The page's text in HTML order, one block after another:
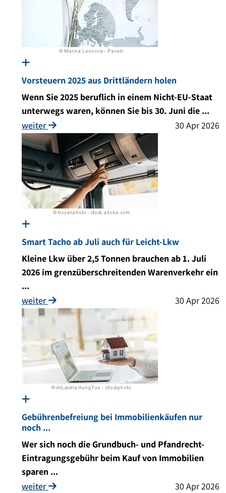
Vorsteuern 2025 aus Drittländern holen
Wenn Sie 2025 beruflich in einem Nicht-EU-Staat
unterwegs waren, können Sie bis 30. Juni die ...
weiter
30 Apr 2026
Smart Tacho ab Juli auch für Leicht-Lkw
Kleine Lkw über 2,5 Tonnen brauchen ab 1. Juli
2026 im grenzüberschreitenden Warenverkehr ein
...
weiter
30 Apr 2026
Gebührenbefreiung bei Immobilienkäufen nur
noch ...
Wer sich noch die Grundbuch- und Pfandrecht-
Eintragungsgebühr beim Kauf von Immobilien
sparen ...
weiter
30 Apr 2026